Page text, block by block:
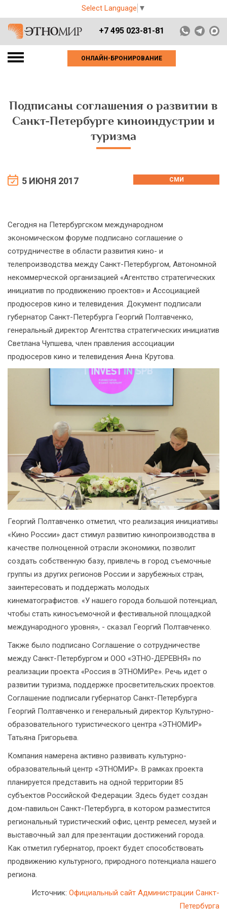
Select Language ▼
+7 495 023-81-81
ОНЛАЙН-БРОНИРОВАНИЕ
Подписаны соглашения о развитии в
Санкт-Петербурге киноиндустрии и
туризма
5 ИЮНЯ 2017 СМИ
Сегодня на Петербургском международном
экономическом форуме подписано соглашение о
сотрудничестве в области развития кино- и
телепроизводства между Санкт-Петербургом, Автономной
некоммерческой организацией «Агентство стратегических
инициатив по продвижению проектов» и Ассоциацией
продюсеров кино и телевидения. Документ подписали
губернатор Санкт-Петербурга Георгий Полтавченко,
генеральный директор Агентства стратегических инициатив
Светлана Чупшева, член правления ассоциации
продюсеров кино и телевидения Анна Крутова.
Георгий Полтавченко отметил, что реализация инициативы
«Кино России» даст стимул развитию кинопроизводства в
качестве полноценной отрасли экономики, позволит
создать собственную базу, привлечь в город съемочные
группы из других регионов России и зарубежных стран,
заинтересовать и поддержать молодых
кинематографистов. «У нашего города большой потенциал,
чтобы стать киносъемочной и фестивальной площадкой
международного уровня», - сказал Георгий Полтавченко.
Также было подписано Соглашение о сотрудничестве
между Санкт-Петербургом и ООО «ЭТНО-ДЕРЕВНЯ» по
реализации проекта «Россия в ЭТНОМИРе». Речь идет о
развитии туризма, поддержке просветительских проектов.
Соглашение подписали губернатор Санкт-Петербурга
Георгий Полтавченко и генеральный директор Культурно-
образовательного туристического центра «ЭТНОМИР»
Татьяна Григорьева.
Компания намерена активно развивать культурно-
образовательный центр «ЭТНОМИР». В рамках проекта
планируется представить на одной территории 85
субъектов Российской Федерации. Здесь будет создан
дом-павильон Санкт-Петербурга, в котором разместится
региональный туристический офис, центр ремесел, музей и
выставочный зал для презентации достижений города.
Как отметил губернатор, проект будет способствовать
продвижению культурного, природного потенциала нашего
региона.
Источник: Официальный сайт Администрации Санкт-
Петербурга